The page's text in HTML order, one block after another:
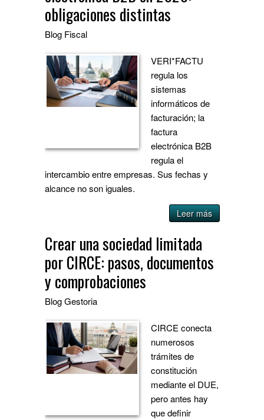
obligaciones distintas
Blog Fiscal
VERI*FACTU
regula los
sistemas
informáticos de
facturación; la
factura
electrónica B2B
regula el
intercambio entre empresas. Sus fechas y
alcance no son iguales.
Leer más
Crear una sociedad limitada
por CIRCE: pasos, documentos
y comprobaciones
BlogGestoria
CIRCE conecta
numerosos
trámites de
constitución
mediante el DUE,
pero antes hay
que definir